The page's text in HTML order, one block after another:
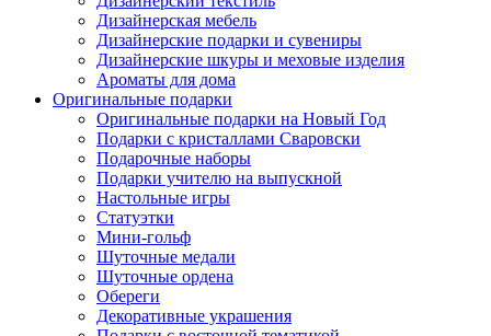
Дизайнерская мебель
Дизайнерские подарки и сувениры
Дизайнерские шкуры и меховые изделия
Ароматы для дома
Оригинальные подарки
Оригинальные подарки на Новый Год
Подарки с кристаллами Сваровски
Подарочные наборы
Подарки учителю на выпускной
Настольные игры
Статуэтки
Мини-гольф
Шуточные медали
Шуточные ордена
Обереги
Декоративные украшения